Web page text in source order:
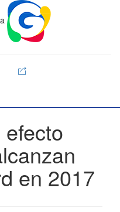
en 2017